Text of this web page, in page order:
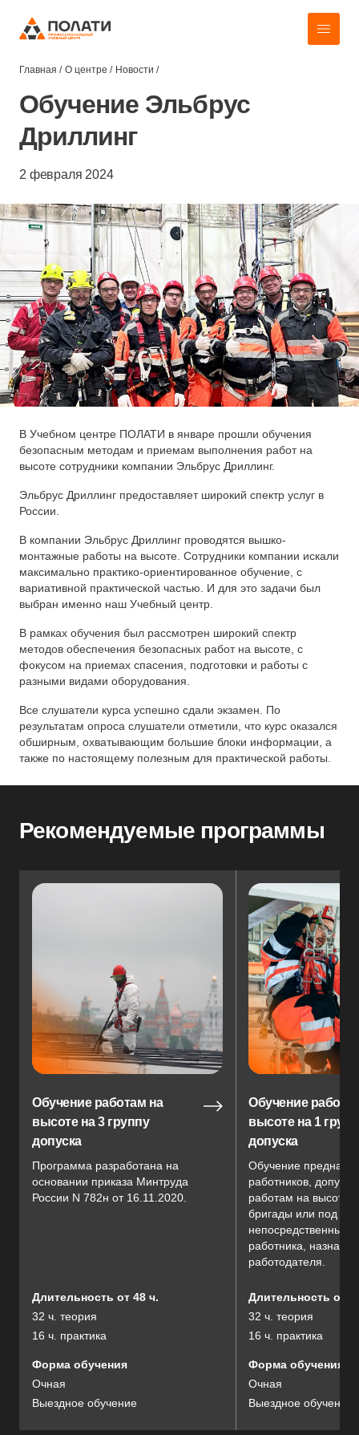
Главная / О центре / Новости /
Обучение Эльбрус
Дриллинг
2 февраля 2024
В Учебном центре ПОЛАТИ в январе прошли обучения
безопасным методам и приемам выполнения работ на
высоте сотрудники компании Эльбрус Дриллинг.
Эльбрус Дриллинг предоставляет широкий спектр услуг в
России.
В компании Эльбрус Дриллинг проводятся вышко-
монтажные работы на высоте. Сотрудники компании искали
максимально практико-ориентированное обучение, с
вариативной практической частью. И для это задачи был
выбран именно наш Учебный центр.
В рамках обучения был рассмотрен широкий спектр
методов обеспечения безопасных работ на высоте, с
фокусом на приемах спасения, подготовки и работы с
разными видами оборудования.
Все слушатели курса успешно сдали экзамен. По
результатам опроса слушатели отметили, что курс оказался
обширным, охватывающим большие блоки информации, а
также по настоящему полезным для практической работы.
Рекомендуемые программы
Обучение работам на
высоте на 3 группу
допуска
Программа разработана на
основании приказа Минтруда
России N 782н от 16.11.2020.
Длительность от 48 ч.
32 ч. теория
16 ч. практика
Форма обучения
Очная
Выездное обучение
Обучение
высоте на 1
допуска
Обучение
работников,
работам на высоте
бригады или под
непосредственным
работника,
работодателя.
Длительность от
32 ч. теория
16 ч. практика
Форма обучения
Очная
Выездное обучение